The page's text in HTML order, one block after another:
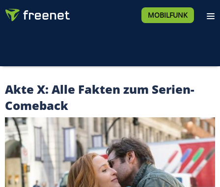
MOBILFUNK
Akte X: Alle Fakten zum Serien-
Comeback